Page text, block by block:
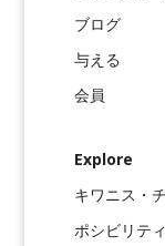
ブログ
与える
会員
Explore
キワニス・
ポシビリテ